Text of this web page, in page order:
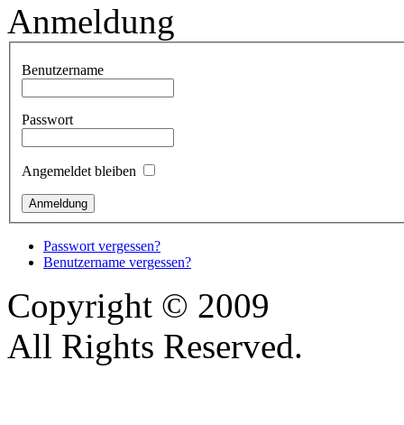
Anmeldung
Benutzername
Passwort
Angemeldet bleiben
Passwort vergessen?
Benutzername vergessen?
Copyright © 2009
All Rights Reserved.